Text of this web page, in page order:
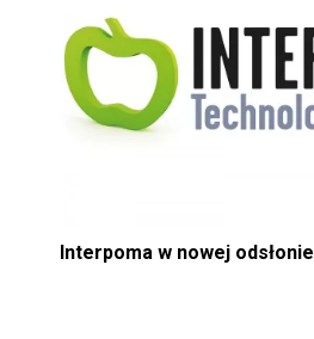
Interpoma w nowej odsłonie